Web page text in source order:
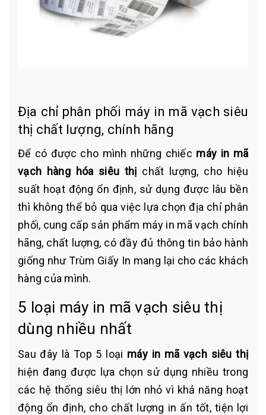
Địa chỉ phân phối máy in mã vạch siêu
thị chất lượng, chính hãng
Để có được cho mình những chiếc máy in mã
vạch hàng hóa siêu thị chất lượng, cho hiệu
suất hoạt động ổn định, sử dụng được lâu bền
thì không thể bỏ qua việc lựa chọn địa chỉ phân
phối, cung cấp sản phẩm máy in mã vạch chính
hãng, chất lượng, có đầy đủ thông tin bảo hành
giống như Trùm Giấy In mang lại cho các khách
hàng của mình.
5 loại máy in mã vạch siêu thị
dùng nhiều nhất
Sau đây là Top 5 loại máy in mã vạch siêu thị
hiện đang được lựa chọn sử dụng nhiều trong
các hệ thống siêu thị lớn nhỏ vì khả năng hoạt
động ổn định, cho chất lượng in ấn tốt, tiện lợi